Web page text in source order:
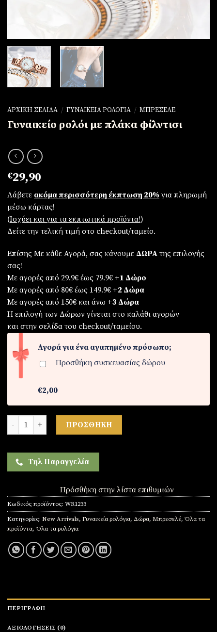
ΑΡΧΙΚΉ ΣΕΛΊΔΑ / ΓΥΝΑΙΚΕΊΑ ΡΟΛΌΓΙΑ / ΜΠΡΕΣΕΛΈ
Γυναικείο ρολόι με πλάκα φίλντισι
€29,90
Λάβετε ακόμα περισσότερη έκπτωση 20% για πληρωμή
μέσω κάρτας!
(Iσχύει και για τα εκπτωτικά προϊόντα!)
Δείτε την τελική τιμή στο checkout/ταμείο.
Επίσης Με κάθε Αγορά, σας κάνουμε ΔΩΡΑ της επιλογής
σας!
Με αγορές από 29.9€ έως 79.9€ +1 Δώρο
Με αγορές από 80€ έως 149.9€ +2 Δώρα
Με αγορές από 150€ και άνω +3 Δώρα
Η επιλογή των Δώρων γίνεται στο καλάθι αγορών
και στην σελίδα του checkout/ταμείου.
Αγορά για ένα αγαπημένο πρόσωπο;
Προσθήκη συσκευασίας δώρου
€2,00
Γυναικείο ρολόι με πλάκα φίλντισι ποσότητα
ΠΡΟΣΘΉΚΗ
Τηλ Παραγγελία
Πρόσθήκη στην λίστα επιθυμιών
Κωδικός προϊόντος: WR1233
Κατηγορίες: New Arrivals, Γυναικεία ρολόγια, Δώρα, Μπρεσελέ, Όλα τα
προϊόντα, Όλα τα ρολόγια
ΠΕΡΙΓΡΑΦΉ
ΑΞΙΟΛΟΓΉΣΕΙΣ (0)